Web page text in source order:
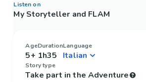
Listen on
My Storyteller and FLAM
Age
5+
Duration
1h35
Language
Story type
Take part in the Adventure